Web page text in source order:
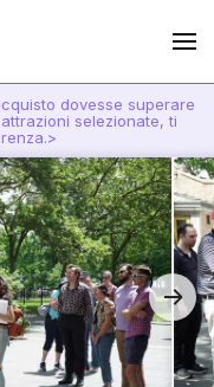
dovesse superare
selezionate, ti